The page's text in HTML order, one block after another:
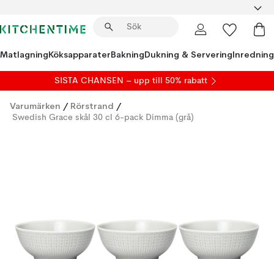
MatlagningKöksapparaterBakningDukning & ServeringInredning
SISTA CHANSEN – upp till 50% rabatt
Varumärken / Rörstrand /
Swedish Grace skål 30 cl 6-pack Dimma (grå)